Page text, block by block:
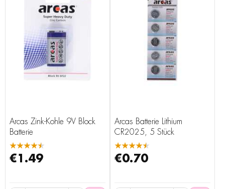
Arcas Zink-Kohle 9V Block
Batterie
★★★★★
€1.49
Arcas Batterie Lithium
CR2025, 5 Stück
★★★★★
€0.70